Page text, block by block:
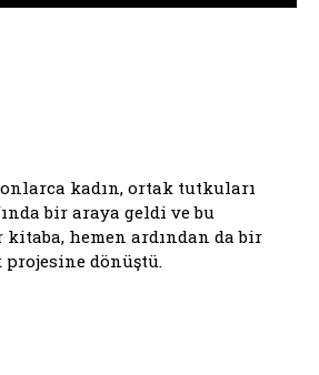
kadın, ortak tutkuları
bir araya geldi ve bu
hemen ardından da bir
dönüştü.